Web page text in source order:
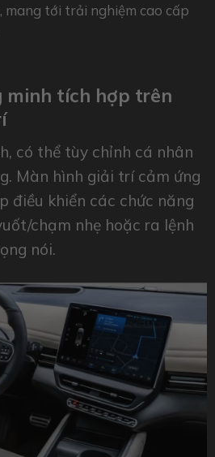
mang tới trải nghiệm cao cấp
minh tích hợp trên
có thể tùy chỉnh cá nhân
Màn hình giải trí cảm ứng
điều khiển các chức năng
chạm nhẹ hoặc ra lệnh
nói.